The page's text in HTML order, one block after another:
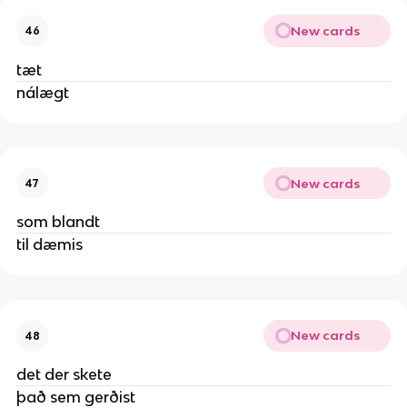
46 New cards
tæt
nálægt
47 New cards
som blandt
til dæmis
48 New cards
det der skete
það sem gerðist